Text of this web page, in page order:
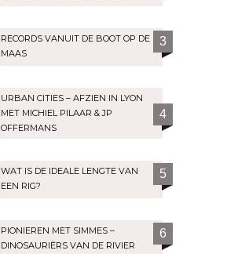
RECORDS VANUIT DE BOOT OP DE
MAAS
3
URBAN CITIES – AFZIEN IN LYON
MET MICHIEL PILAAR & JP
OFFERMANS
4
WAT IS DE IDEALE LENGTE VAN
EEN RIG?
5
PIONIEREN MET SIMMES –
DINOSAURIËRS VAN DE RIVIER
6